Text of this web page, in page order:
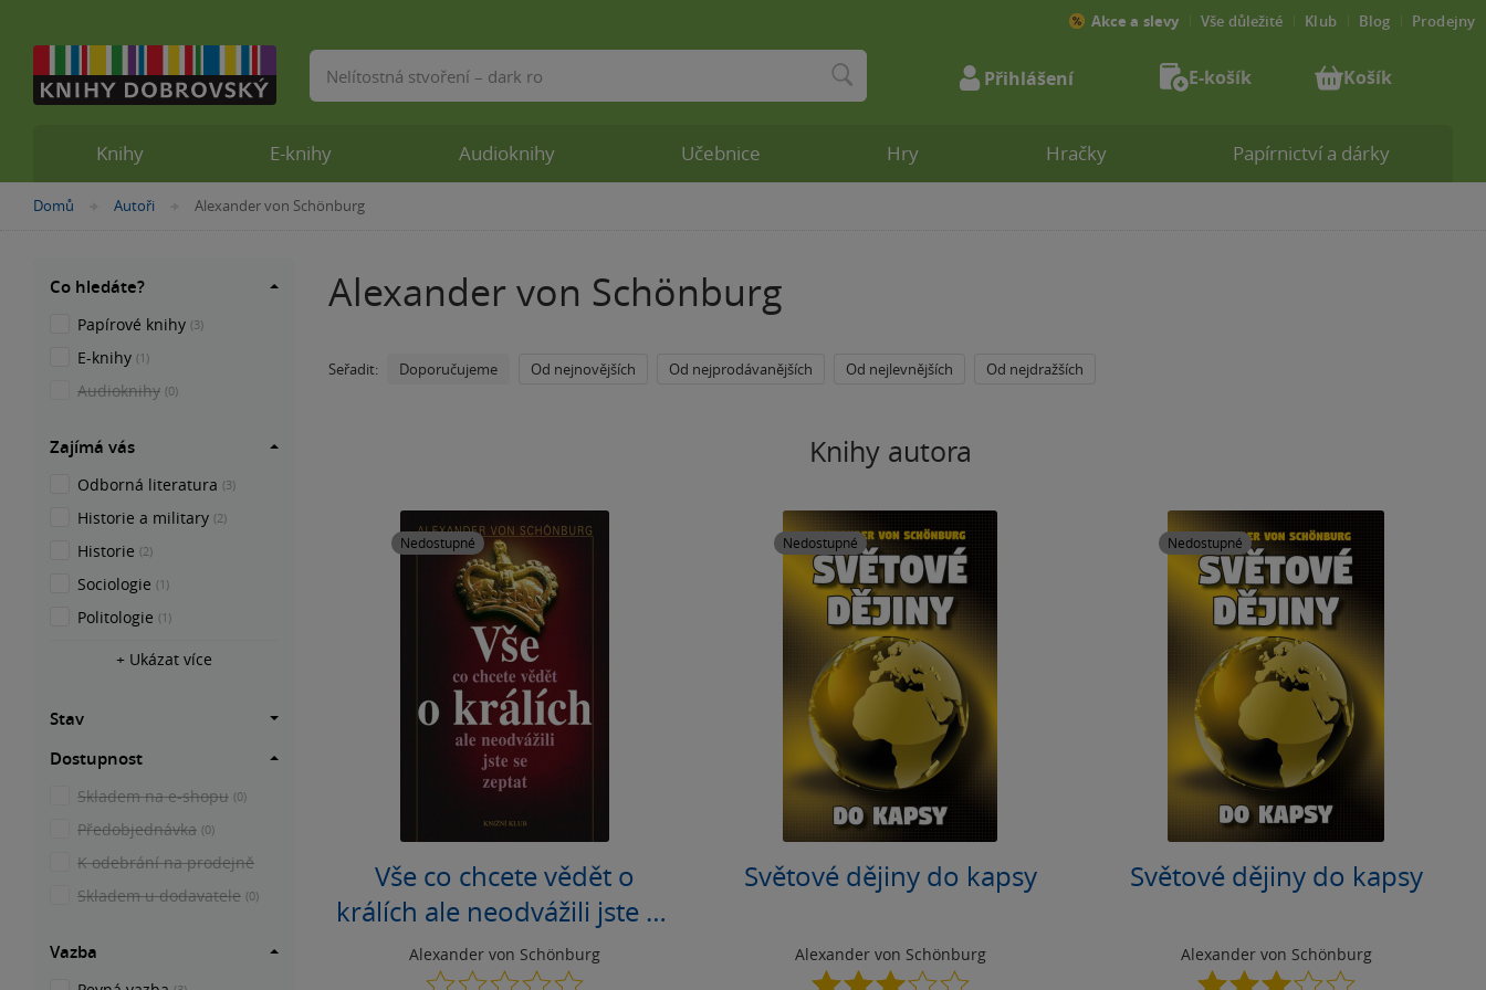
Nacházíte
Domů »Autoři »Alexander von Schönburg
Alexander von Schönburg
Seřadit: Doporučujeme Od nejnovějších Od nejprodávanějších Od nejlevnějších Od nejdražších
Knihy autora
Nedostupné
Vše co chcete vědět o
králích ale neodvážili jste se
zeptat
Alexander von Schönburg
0.0
Nedostupné
Světové dějiny do kapsy
Alexander von Schönburg
3.1
Nedostupné
Světové dějiny do kapsy
Alexander von Schönburg
3.1
Co hledáte?
Papírové knihy (3)
E-knihy (1)
Audioknihy (0)
Zajímá vás
Odborná literatura (3)
Historie a military (2)
Historie (2)
Sociologie (1)
Politologie (1)
+ Ukázat více
Stav
Dostupnost
Skladem na e-shopu (0)
Předobjednávka (0)
K odebrání na prodejně
Skladem u dodavatele (0)
Vazba
Knihy E-knihy Audioknihy Učebnice Hry Hračky Papírnictví a dárky
Akce a slevy Vše důležité Klub Blog Prodejny
Vyhledávání Přihlášení E-košík Košík